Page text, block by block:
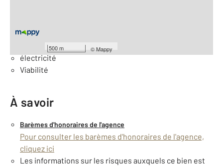
500 m ©Mappy
Général
électricité
Viabilité
À savoir
Barèmes d'honoraires de l'agence
Pour consulter les barèmes d'honoraires de l'agence,
cliquez ici
Les informations sur les risques auxquels ce bien est